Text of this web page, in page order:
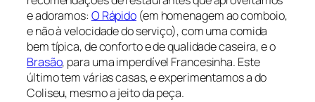
e adoramos: O Rápido (em homenagem ao comboio,
e não à velocidade do serviço), com uma comida
bem típica, de conforto e de qualidade caseira, e o
Brasão, para uma imperdível Francesinha. Este
último tem várias casas, e experimentamos a do
Coliseu, mesmo a jeito da peça.